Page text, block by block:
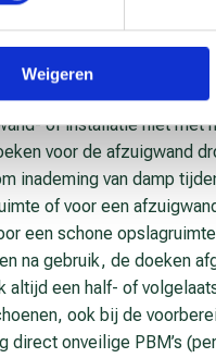
Weigeren
de afzuigwand goed. Ga
bij de afzuigwand
schone lucht vrije
of installatie niet met
voor de afzuigwand
inademing van damp
of voor een
een schone
na gebruik, de doeken
altijd een half- of
ook bij de
direct onveilige PBM’s